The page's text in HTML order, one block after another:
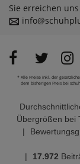
Sie erreichen
* Alle Preise inkl. der
dem bisherigen Preis bei
Übergrößen bei
|
|
17.972